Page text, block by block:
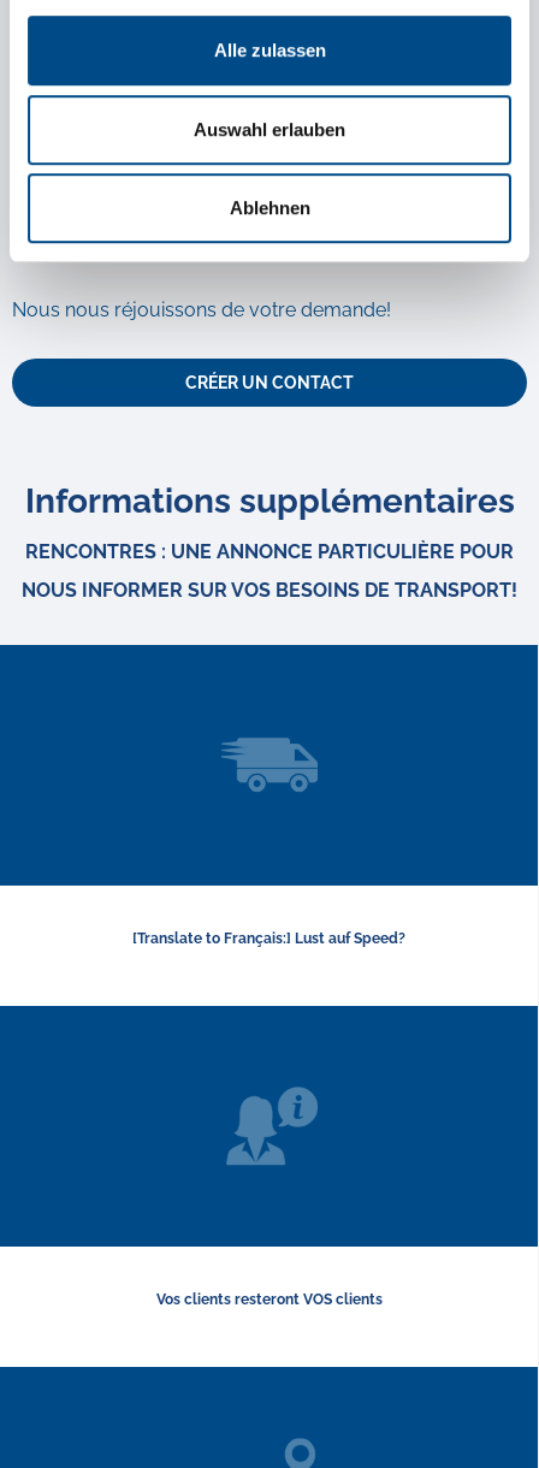
Alle zulassen
Auswahl erlauben
Ablehnen
les besoins.
Et cela aux prix les plus bas possibles.
C'est notre offre.
Parce que nous vous proposons différentes options de
transport parfaitement adaptées à vos besoins en un clic,
à des prix justes, rapidement et facilement.
Nous nous réjouissons de votre demande!
CRÉER UN CONTACT
Informations supplémentaires
RENCONTRES : UNE ANNONCE PARTICULIÈRE POUR
NOUS INFORMER SUR VOS BESOINS DE TRANSPORT!
[Translate to Français:] Lust auf Speed?
Vos clients resteront VOS clients